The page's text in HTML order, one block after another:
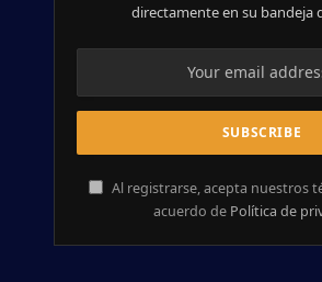
directamente en su bandeja
Al registrarse, acepta nuestros
acuerdo de Política de